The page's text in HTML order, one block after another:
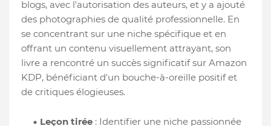
blogs, avec l'autorisation des auteurs, et y a ajouté
des photographies de qualité professionnelle. En
se concentrant sur une niche spécifique et en
offrant un contenu visuellement attrayant, son
livre a rencontré un succès significatif sur Amazon
KDP, bénéficiant d'un bouche-à-oreille positif et
de critiques élogieuses.
Leçon tirée : Identifier une niche passionnée